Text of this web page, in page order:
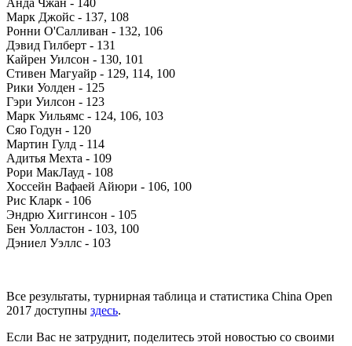
Марк Джойс - 137, 108
Ронни О'Салливан - 132, 106
Дэвид Гилберт - 131
Кайрен Уилсон - 130, 101
Стивен Магуайр - 129, 114, 100
Рики Уолден - 125
Гэри Уилсон - 123
Марк Уильямс - 124, 106, 103
Сяо Годун - 120
Мартин Гулд - 114
Адитья Мехта - 109
Рори МакЛауд - 108
Хоссейн Вафаей Айюри - 106, 100
Рис Кларк - 106
Эндрю Хиггинсон - 105
Бен Уолластон - 103, 100
Дэниел Уэллс - 103
Все результаты, турнирная таблица и статистика China Open
2017 доступны здесь.
Если Вас не затруднит, поделитесь этой новостью со своими